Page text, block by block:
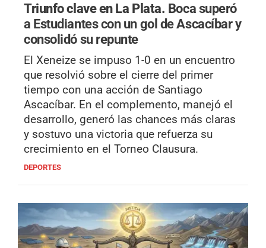
Triunfo clave en La Plata. Boca superó
a Estudiantes con un gol de Ascacíbar y
consolidó su repunte
El Xeneize se impuso 1-0 en un encuentro
que resolvió sobre el cierre del primer
tiempo con una acción de Santiago
Ascacíbar. En el complemento, manejó el
desarrollo, generó las chances más claras
y sostuvo una victoria que refuerza su
crecimiento en el Torneo Clausura.
DEPORTES